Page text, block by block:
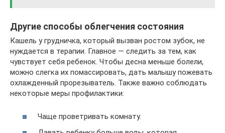
Другие способы облегчения состояния
Кашель у грудничка, который вызван ростом зубок, не
нуждается в терапии. Главное — следить за тем, как
чувствует себя ребенок. Чтобы десна меньше болели,
можно слегка их помассировать, дать малышу пожевать
охлажденный прорезыватель. Также важно соблюдать
некоторые меры профилактики:
Чаще проветривать комнату.